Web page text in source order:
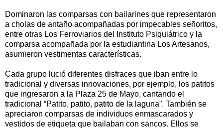
Dominaron las comparsas con bailarines que representaron
a cholas de antaño acompañadas por impecables señoritos,
entre otras Los Ferroviarios del Instituto Psiquiátrico y la
comparsa acompañada por la estudiantina Los Artesanos,
asumieron vestimentas características.
Cada grupo lució diferentes disfraces que iban entre lo
tradicional y diversas innovaciones, por ejemplo, los patitos
que ingresaron a la Plaza 25 de Mayo, cantando el
tradicional “Patito, patito, patito de la laguna”. También se
apreciaron comparsas de individuos enmascarados y
vestidos de etiqueta que bailaban con sancos. Ellos se